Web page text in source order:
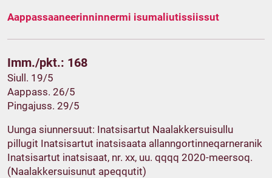
Aappassaaneerinninnermi isumaliutissiissut
Imm./pkt.: 168
Siull. 19/5
Aappass. 26/5
Pingajuss. 29/5
Uunga siunnersuut: Inatsisartut Naalakkersuisullu
pillugit Inatsisartut inatsisaata allanngortinneqarneranik
Inatsisartut inatsisaat, nr. xx, uu. qqqq 2020-meersoq.
(Naalakkersuisunut apeqqutit)